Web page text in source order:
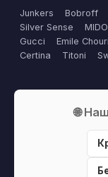
Junkers Bobroff
Silver Sense
MIDO
Gucci
Emile
Certina
Titoni
🌐